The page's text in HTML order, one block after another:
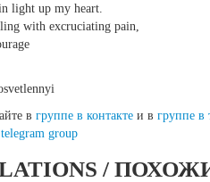
light up my heart.
with excruciating pain,
в группе в контакте и в группе в
telegram group
/